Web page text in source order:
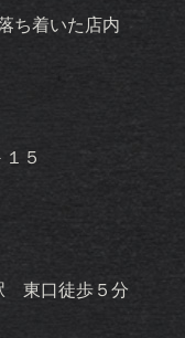
ち着いた店内
５
東口徒歩５分